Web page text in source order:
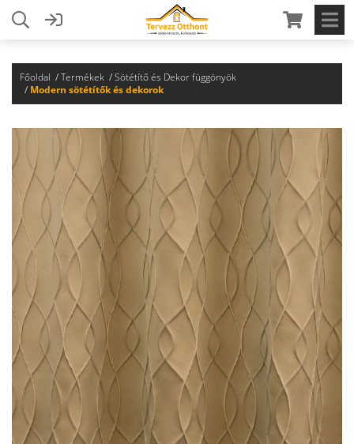
Főoldal Termékek
Sötétítő és Dekor függönyök
Modern sötétítők és dekorok